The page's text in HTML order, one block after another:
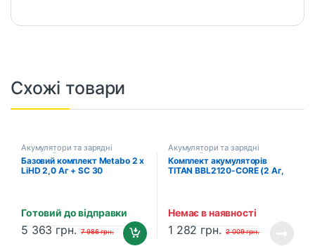
Схожі товари
Акумулятори та зарядні
пристрої
Базовий комплект Metabo 2 х
LiHD 2,0 Аг + SC 30
Готовий до відправки
5 363 грн. 7 986грн.
Акумулятори та зарядні
пристрої
Комплект акумуляторів
TITAN BBL2120-CORE (2 Аг,
Немає в наявності
1 282 грн. 2 009грн.